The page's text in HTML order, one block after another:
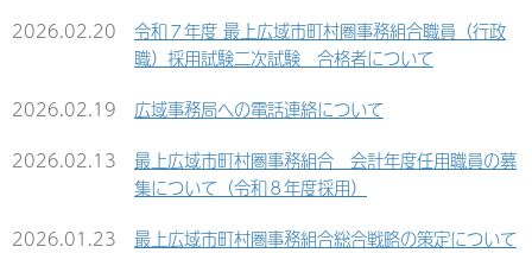
2026.02.20
令和７年度 最上広域市町村圏事務組合職員（行政
職）採用試験二次試験 合格者について
2026.02.19
広域事務局への電話連絡について
2026.02.13
最上広域市町村圏事務組合 会計年度任用職員の募
集について（令和８年度採用）
2026.01.23
最上広域市町村圏事務組合総合戦略の策定について